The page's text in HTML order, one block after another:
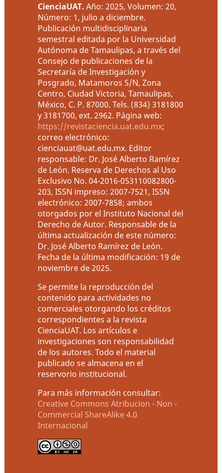
CienciaUAT. Año: 2025, Volumen: 20,
Número: 1, julio a diciembre.
Publicación multidisciplinaria
semestral editada por la Universidad
Autónoma de Tamaulipas, a través del
Consejo de publicaciones de la
Secretaría de Investigación y
Posgrado, Matamoros S/N, Zona
Centro, Ciudad Victoria, Tamaulipas,
México, C. P. 87000. Tels. (834) 3181800
y 3181700, ext. 2962. Página web:
https://revistaciencia.uat.edu.mx;
correo electrónico:
cienciauat@uat.edu.mx. Editor
responsable: Dr. José Alberto Ramírez
de León. Reserva de Derechos al Uso
Exclusivo No. 04-2016-053110082800-
203, ISSN impreso: 2007-7521, ISSN
electrónico: 2007-7858; ambos
otorgados por el Instituto Nacional del
Derecho de Autor. Responsable de la
última actualización de este número:
Dr. José Alberto Ramírez de León.
Fecha de la última modificación: 19 de
noviembre de 2025.
Se permite la reproducción del
contenido para actividades no
comerciales otorgando los créditos
correspondientes a la revista
CienciaUAT. Los artículos e
investigaciones son responsabilidad
de los autores. Todo el material
publicado se almacena en el
reservorio institucional.
Para más información consultar:
Creative Commons Atribucion - Non -
Commercial ShareAlike 4.0
Internacional